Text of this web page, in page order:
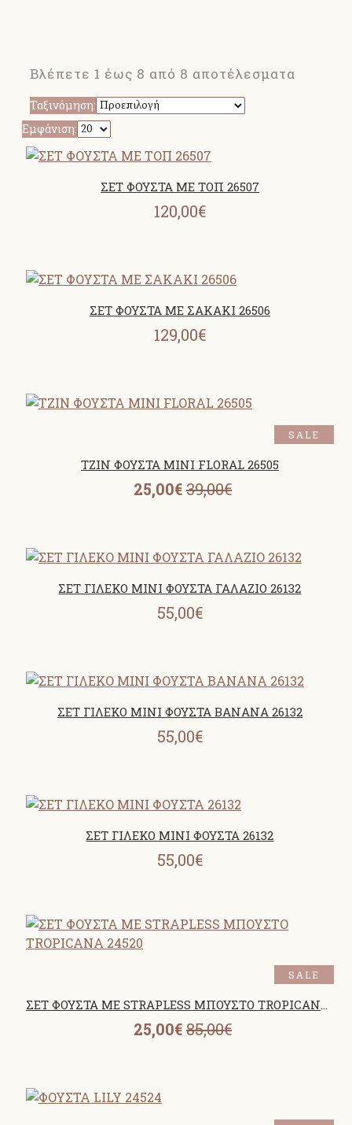
Βλέπετε 1 έως 8 από 8 αποτέλεσματα
Ταξινόμηση:
Εμφάνιση:
ΣΕΤ ΦΟΥΣΤΑ ΜΕ ΤΟΠ 26507
120,00€
ΣΕΤ ΦΟΥΣΤΑ ΜΕ ΣΑΚΑΚΙ 26506
129,00€
SALE
ΤΖΙΝ ΦΟΥΣΤΑ ΜΙΝΙ FLORAL 26505
25,00€39,00€
ΣΕΤ ΓΙΛΕΚΟ MINI ΦΟΥΣΤΑ ΓΑΛΑΖΙΟ 26132
55,00€
ΣΕΤ ΓΙΛΕΚΟ MINI ΦΟΥΣΤΑ BANANA 26132
55,00€
ΣΕΤ ΓΙΛΕΚΟ MINI ΦΟΥΣΤΑ 26132
55,00€
SALE
ΣΕΤ ΦΟΥΣΤΑ ΜΕ STRAPLESS ΜΠΟΥΣΤΟ TROPICANA 24520
25,00€85,00€